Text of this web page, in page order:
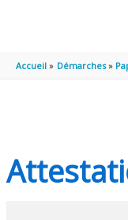
Accueil Démarches